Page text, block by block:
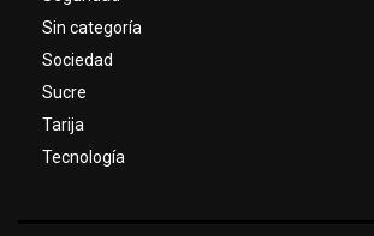
Sin categoría
Sociedad
Sucre
Tarija
Tecnología